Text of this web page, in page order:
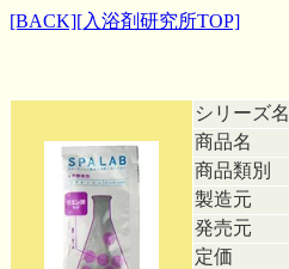
[BACK][入浴剤研究所TOP]
シリーズ名
商品名
商品類別
製造元
発売元
定価